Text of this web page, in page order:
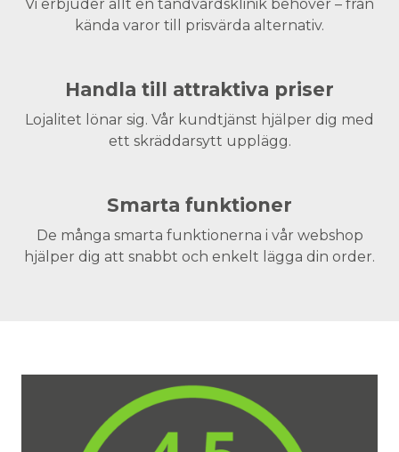
Vi erbjuder allt en tandvårdsklinik behöver – från
kända varor till prisvärda alternativ.
Handla till attraktiva priser
Lojalitet lönar sig. Vår kundtjänst hjälper dig med
ett skräddarsytt upplägg.
Smarta funktioner
De många smarta funktionerna i vår webshop
hjälper dig att snabbt och enkelt lägga din order.